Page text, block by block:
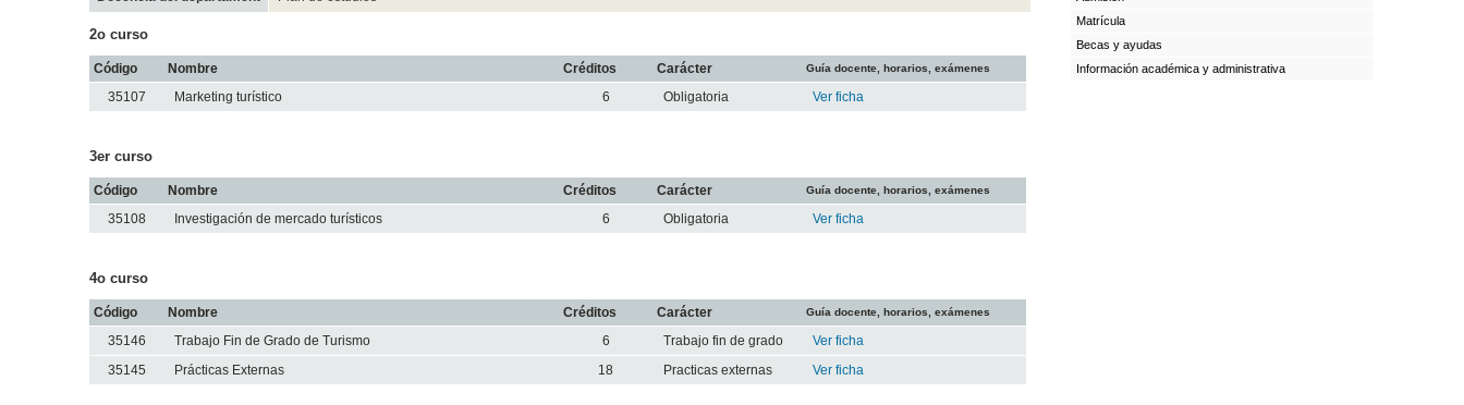
2o curso
Código Nombre Créditos Carácter Guía docente, horarios, exámenes
35107 Marketing turístico 6 Obligatoria Ver ficha
3er curso
Código Nombre Créditos Carácter Guía docente, horarios, exámenes
35108 Investigación de mercado turísticos 6 Obligatoria Ver ficha
4o curso
Código Nombre Créditos Carácter Guía docente, horarios, exámenes
35146 Trabajo Fin de Grado de Turismo 6 Trabajo fin de grado
Ver ficha
35145
Prácticas Externas 18 Practicas externas Ver ficha
Matrícula
Becas y ayudas
Información académica y administrativa